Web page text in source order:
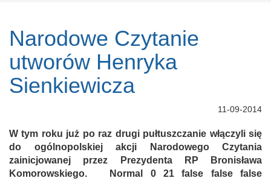
Narodowe Czytanie
utworów Henryka
Sienkiewicza
11-09-2014
W tym roku już po raz drugi pułtuszczanie włączyli się
do ogólnopolskiej akcji Narodowego Czytania
zainicjowanej przez Prezydenta RP Bronisława
Komorowskiego. Normal 0 21 false false false